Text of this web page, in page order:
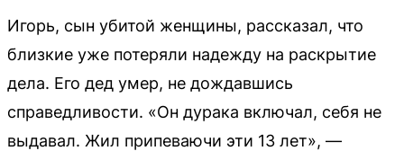
Игорь, сын убитой женщины, рассказал, что
близкие уже потеряли надежду на раскрытие
дела. Его дед умер, не дождавшись
справедливости. «Он дурака включал, себя не
выдавал. Жил припеваючи эти 13 лет», —